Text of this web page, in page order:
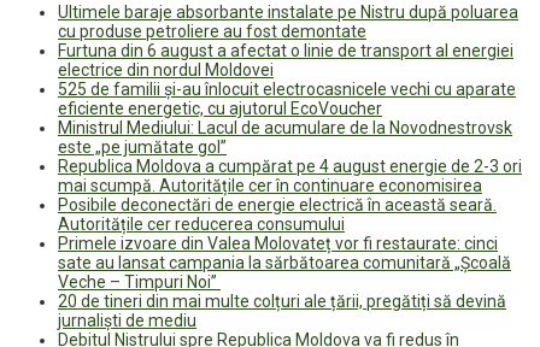
Ultimele baraje absorbante instalate pe Nistru după poluarea
cu produse petroliere au fost demontate
Furtuna din 6 august a afectat o linie de transport al energiei
electrice din nordul Moldovei
525 de familii și-au înlocuit electrocasnicele vechi cu aparate
eficiente energetic, cu ajutorul EcoVoucher
Ministrul Mediului: Lacul de acumulare de la Novodnestrovsk
este „pe jumătate gol”
Republica Moldova a cumpărat pe 4 august energie de 2-3 ori
mai scumpă. Autoritățile cer în continuare economisirea
Posibile deconectări de energie electrică în această seară.
Autoritățile cer reducerea consumului
Primele izvoare din Valea Molovateț vor fi restaurate: cinci
sate au lansat campania la sărbătoarea comunitară „Școală
Veche – Timpuri Noi”
20 de tineri din mai multe colțuri ale țării, pregătiți să devină
jurnaliști de mediu
Debitul Nistrului spre Republica Moldova va fi redus în